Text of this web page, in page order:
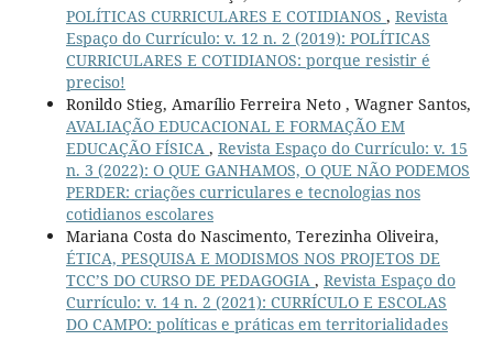
POLÍTICAS CURRICULARES E COTIDIANOS , Revista
Espaço do Currículo: v. 12 n. 2 (2019): POLÍTICAS
CURRICULARES E COTIDIANOS: porque resistir é
preciso!
Ronildo Stieg, Amarílio Ferreira Neto , Wagner Santos,
AVALIAÇÃO EDUCACIONAL E FORMAÇÃO EM
EDUCAÇÃO FÍSICA , Revista Espaço do Currículo: v. 15
n. 3 (2022): O QUE GANHAMOS, O QUE NÃO PODEMOS
PERDER: criações curriculares e tecnologias nos
cotidianos escolares
Mariana Costa do Nascimento, Terezinha Oliveira,
ÉTICA, PESQUISA E MODISMOS NOS PROJETOS DE
TCC’S DO CURSO DE PEDAGOGIA , Revista Espaço do
Currículo: v. 14 n. 2 (2021): CURRÍCULO E ESCOLAS
DO CAMPO: políticas e práticas em territorialidades